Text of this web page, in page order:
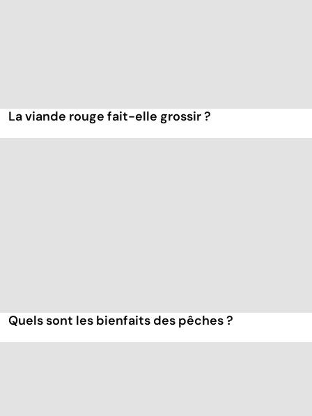
La viande rouge fait-elle grossir ?
Quels sont les bienfaits des pêches ?